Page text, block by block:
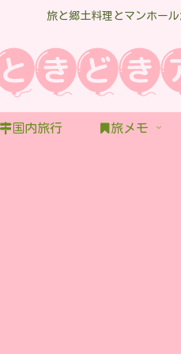
旅と郷土料理とマンホー
国内旅行 旅メモ